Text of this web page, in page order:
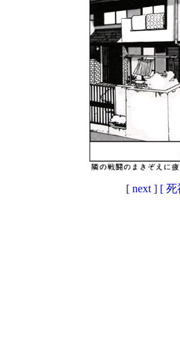
[ next ] [ 死